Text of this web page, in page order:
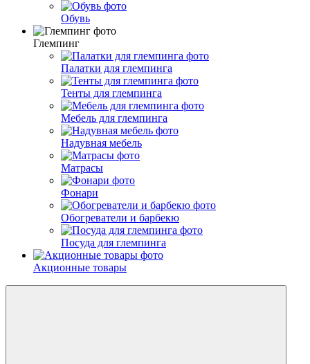
Обувь
Глемпинг
Палатки для глемпинга
Тенты для глемпинга
Мебель для глемпинга
Надувная мебель
Матрасы
Фонари
Обогреватели и барбекю
Посуда для глемпинга
Акционные товары